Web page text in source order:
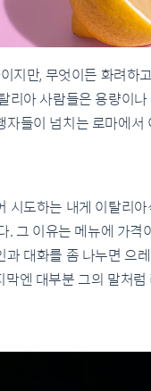
지만, 무엇이든 화려하
리아 사람들은 용량이
들이 넘치는 로마에
시도하는 내게 이탈리
그 이유는 메뉴에 가격
대화를 좀 나누면 으
엔 대부분 그의 말처